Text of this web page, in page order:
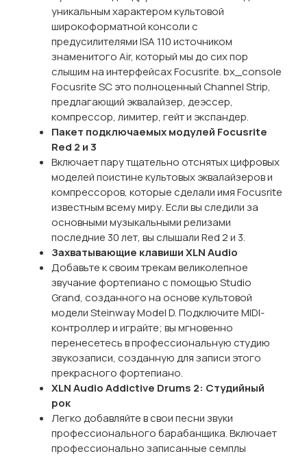
уникальным характером культовой
широкоформатной консоли с
предусилителями ISA 110 источником
знаменитого Air, который мы до сих пор
слышим на интерфейсах Focusrite. bx_console
Focusrite SC это полноценный Channel Strip,
предлагающий эквалайзер, деэссер,
компрессор, лимитер, гейт и экспандер.
Пакет подключаемых модулей Focusrite
Red 2 и 3
Включает пару тщательно отснятых цифровых
моделей поистине культовых эквалайзеров и
компрессоров, которые сделали имя Focusrite
известным всему миру. Если вы следили за
основными музыкальными релизами
последние 30 лет, вы слышали Red 2 и 3.
Захватывающие клавиши XLN Audio
Добавьте к своим трекам великолепное
звучание фортепиано с помощью Studio
Grand, созданного на основе культовой
модели Steinway Model D. Подключите MIDI-
контроллер и играйте; вы мгновенно
перенесетесь в профессиональную студию
звукозаписи, созданную для записи этого
прекрасного фортепиано.
XLN Audio Addictive Drums 2: Студийный
рок
Легко добавляйте в свои песни звуки
профессионального барабанщика. Включает
профессионально записанные семплы